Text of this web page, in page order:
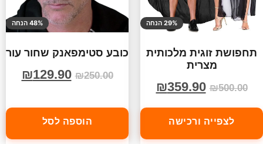
29% הנחה
תחפושת זוגית מלכותית
מצרית
₪500.00
₪359.90
לצפייה ורכישה
48% הנחה
כובע סטימפאנק שחור עור
₪250.00
₪129.90
הוספה לסל